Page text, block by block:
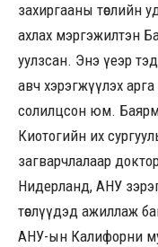
захиргааны төслийн
ахлах мэргэжилтэн
уулзсан. Энэ үеэр
авч хэрэгжүүлэх
солилцсон юм.
Киотогийн их
загварчлалаар
Нидерланд, АНУ зэрэг
төслүүдэд ажиллаж
АНУ-ын Калифорни